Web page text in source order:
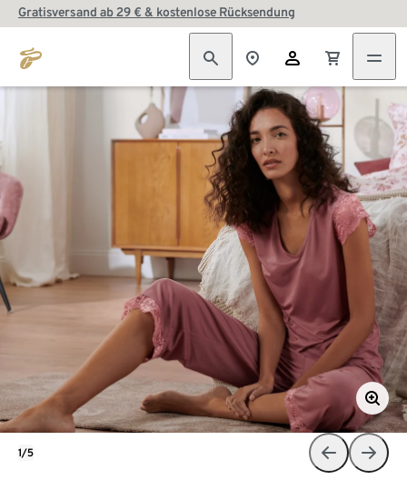
Gratisversand ab 29 € & kostenlose Rücksendung
1/5